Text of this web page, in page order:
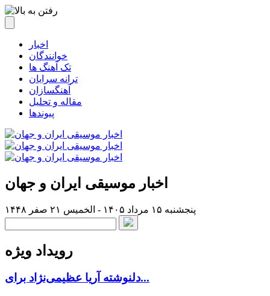
اخبار
خوانندگان
تک آهنگ ها
ترانه سرایان
آهنگسازان
مقاله و تحلیل
پیوندها
اخبار موسیقی ایران و جهان
پنجشنبه ۱۵ مرداد ۱۴۰۵ - الخميس ۲۱ صفر ۱۴۴۸
رویداد ویژه
دلنوشته آریا عظیمی‌نژاد برای...